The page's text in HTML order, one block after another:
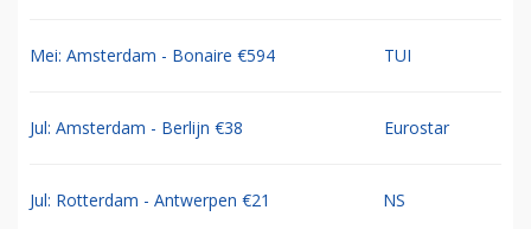
Mei: Amsterdam - Bonaire €594 TUI
Jul: Amsterdam - Berlijn €38 Eurostar
Jul: Rotterdam - Antwerpen €21 NS